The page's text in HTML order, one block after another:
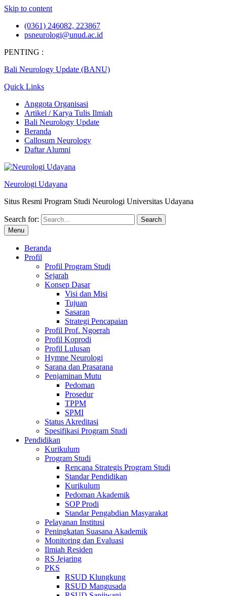
Skip to content
(0361) 246082, 223867
psneurologi@unud.ac.id
PENTING :
Bali Neurology Update (BANU)
Quick Links
Anggota Organisasi
Artikel / Karya Tulis Ilmiah
Bali Neurology Update
Beranda
Callosum Neurology
Daftar Alumni
Neurologi Udayana
Situs Resmi Program Studi Neurologi Universitas Udayana
Search for:
Menu
Beranda
Profil
Profil Program Studi
Sejarah
Konsep Dasar
Visi dan Misi
Tujuan
Sasaran
Strategi Pencapaian
Profil Prof. Ngoerah
Profil Koprodi
Profil Lulusan
Hymne Neurologi
Sarana dan Prasarana
Penjaminan Mutu
Pedoman
Prosedur
TPPM
SPMI
Status Akreditasi
Spesifikasi Program Studi
Pendidikan
Kurikulum
Program Studi
Rencana Strategis Program Studi
Standar Pendidikan
Kurikulum
Pedoman Akademik
SOP Prodi
Standar Pengabdian Masyarakat
Pelayanan Institusi
Peningkatan Suasana Akademik
Monitoring dan Evaluasi
Ilmiah Residen
RS Jejaring
PKS
RSUD Klungkung
RSUD Mangusada